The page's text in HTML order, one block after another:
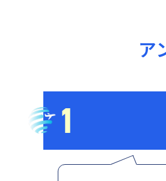
ア
1